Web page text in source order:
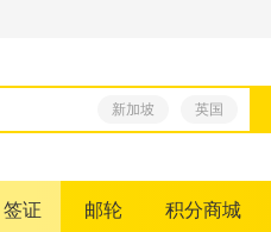
新加坡 英国
签证 邮轮 积分商城